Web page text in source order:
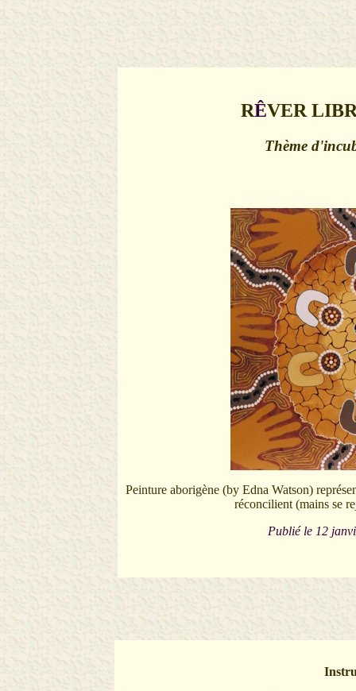
RÊVER
Thème
Peinture aborigène (by Edna Watson)
réconcilient (mains se
Publié le 12